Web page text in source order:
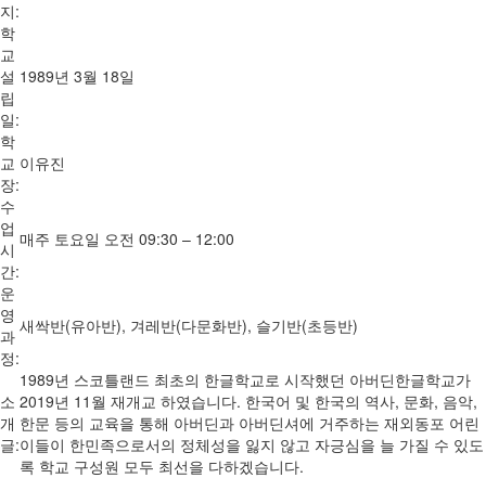
지:
학
교
설
립
일:
1989년 3월 18일
학
교
장:
이유진
수
업
시
간:
매주 토요일 오전 09:30 – 12:00
운
영
과
정:
새싹반(유아반), 겨레반(다문화반), 슬기반(초등반)
소
개
글:
1989년 스코틀랜드 최초의 한글학교로 시작했던 아버딘한글학교가
2019년 11월 재개교 하였습니다. 한국어 및 한국의 역사, 문화, 음악,
한문 등의 교육을 통해 아버딘과 아버딘셔에 거주하는 재외동포 어린
이들이 한민족으로서의 정체성을 잃지 않고 자긍심을 늘 가질 수 있도
록 학교 구성원 모두 최선을 다하겠습니다.